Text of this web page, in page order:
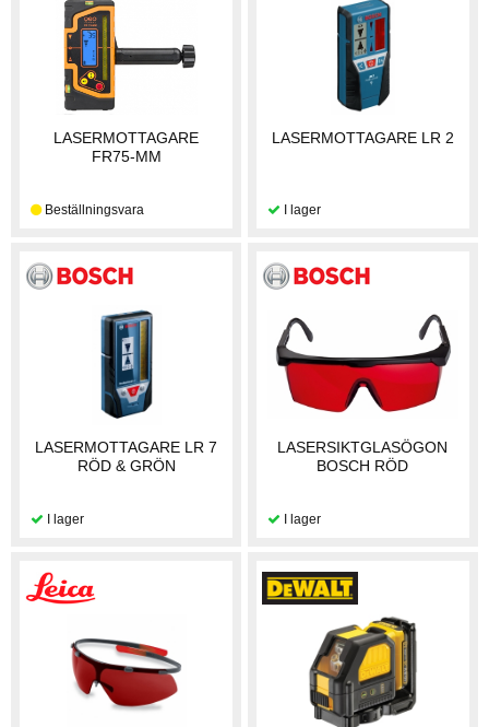
LASERMOTTAGARE
FR75-MM
LASERMOTTAGARE LR 2
LASERMOTTAGARE LR 7
RÖD & GRÖN
LASERSIKTGLASÖGON
BOSCH RÖD